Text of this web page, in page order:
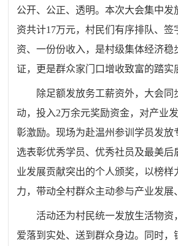
公开、公正、透明。本次大会集中发
资共计17万元，村民们有序排队、签
资、一份份收入，是村级集体经济稳
证，更是群众家门口增收致富的踏实
除足额发放务工薪资外，大会同
动，投入2万余元奖励资金，对产业
彰激励。现场为赴温州参训学员发放
选表彰优秀学员、优秀社员及最美后
业发展贡献突出的个人颁奖，以榜样
力，带动全村群众主动参与产业发展
活动还为村民统一发放生活物资
爱落到实处、送到群众身边。同时，